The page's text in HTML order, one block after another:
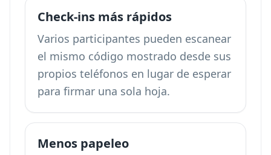
Check-ins más rápidos
Varios participantes pueden escanear
el mismo código mostrado desde sus
propios teléfonos en lugar de esperar
para firmar una sola hoja.
Menos papeleo